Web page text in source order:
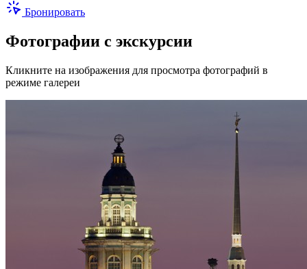
Бронировать
Фотографии с экскурсии
Кликните на изображения для просмотра фотографий в
режиме галереи